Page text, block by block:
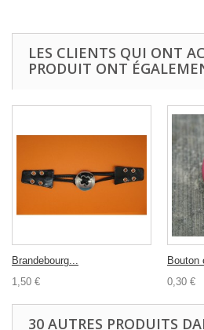
LES CLIENTS QUI ONT
PRODUIT ONT
Brandebourg...
1,50 €
Bouton
0,30 €
30 AUTRES PRODUITS